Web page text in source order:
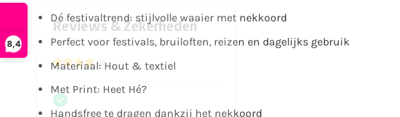
8,4
Dé festivaltrend: stijlvolle waaier met nekkoord
Perfect voor festivals, bruiloften, reizen en dagelijks gebruik
Materiaal: Hout & textiel
Met Print: Heet Hé?
Handsfree te dragen dankzij het nekkoord